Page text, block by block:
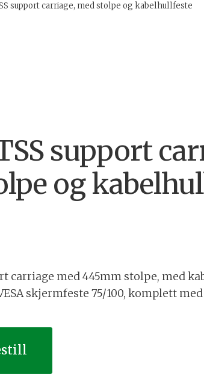
support carriage, med stolpe og kabelhullfeste
support
og
carriage med 445mm stolpe, med
skjermfeste 75/100, komplett